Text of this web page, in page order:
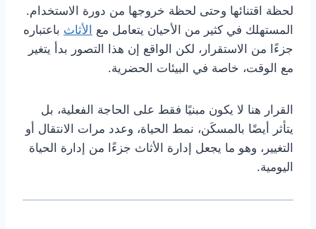
لحظة اقتنائها وحتى لحظة خروجها من دورة الاستخدام.
المستهلك في كثير من الأحيان يتعامل مع
الأثاث باعتباره
جزءًا من الاستقرار، لكن الواقع إن هذا التصور بدأ يتغير
مع الوقت، خاصة في البيئات الحضرية.
القرار هنا لا يكون مبنيًا فقط على الحاجة الفعلية، بل
يتأثر أيضًا بالمسكَن، نمط الحياة، وعدد مرات الانتقال أو
التغيير، وهو ما يجعل إدارة الأثاث جزءًا من إدارة الحياة
اليومية.